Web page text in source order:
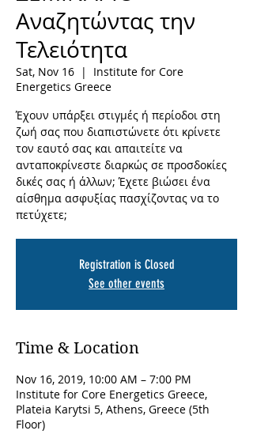
Αναζητώντας την
Τελειότητα
Sat, Nov 16
  |
Institute for Core
Energetics Greece
Έχουν υπάρξει στιγμές ή περίοδοι στη
ζωή σας που διαπιστώνετε ότι κρίνετε
τον εαυτό σας και απαιτείτε να
ανταποκρίνεστε διαρκώς σε προσδοκίες
δικές σας ή άλλων; Έχετε βιώσει ένα
αίσθημα ασφυξίας πασχίζοντας να το
πετύχετε;
Registration is Closed
See other events
Time & Location
Nov 16, 2019, 10:00 AM – 7:00 PM
Institute for Core Energetics Greece,
Plateia Karytsi 5, Athens, Greece (5th
Floor)